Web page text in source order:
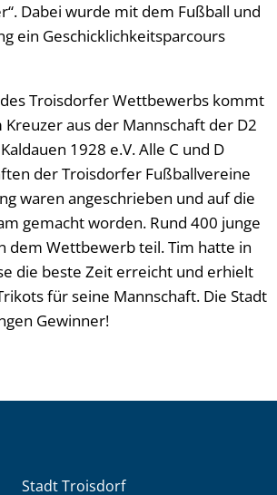
Dabei wurde mit dem Fußball und
ein Geschicklichkeitsparcours
Troisdorfer Wettbewerbs kommt
Kreuzer aus der Mannschaft der D2
1928 e.V. Alle C und D
der Troisdorfer Fußballvereine
waren angeschrieben und auf die
gemacht worden. Rund 400 junge
dem Wettbewerb teil. Tim hatte in
die beste Zeit erreicht und erhielt
für seine Mannschaft. Die Stadt
Gewinner!
Stadt Troisdorf